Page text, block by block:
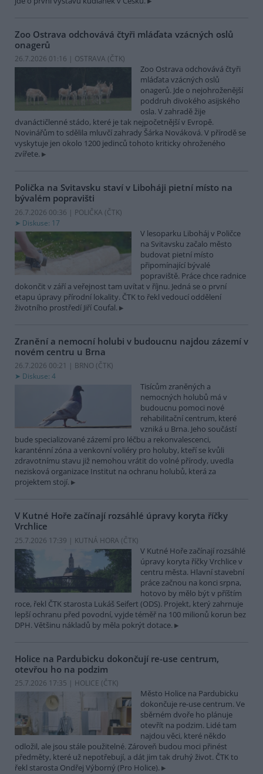
Zoo Ostrava odchovává čtyři mláďata vzácných oslů
onagerů
26.7.2026 01:16 | OSTRAVA (ČTK)
Zoo Ostrava odchovává čtyři
mláďata vzácných oslů
onagerů. Jde o nejohroženější
poddruh divokého asijského
osla. V zahradě žije
dvanáctičlenné stádo, které je tak nejpočetnější v Evropě.
Novinářům to sdělila mluvčí zahrady Šárka Nováková. V přírodě se
vyskytuje jen okolo 1200 jedinců tohoto kriticky ohroženého
zvířete.
Polička na Svitavsku staví v Liboháji pietní místo na
bývalém popravišti
26.7.2026 00:36 | POLIČKA (ČTK)
Diskuse: 17
V lesoparku Liboháj v Poličce
na Svitavsku začalo město
budovat pietní místo
připomínající bývalé
popraviště. Práce chce radnice
dokončit v září a veřejnost tam uvítat v říjnu. Jedná se o první
etapu úpravy přírodní lokality. ČTK to řekl vedoucí oddělení
životního prostředí Jiří Coufal.
Zranění a nemocní holubi v budoucnu najdou zázemí v
novém centru u Brna
26.7.2026 00:21 | BRNO (ČTK)
Diskuse: 4
Tisícům zraněných a
nemocných holubů má v
budoucnu pomoci nové
rehabilitační centrum, které
vzniká u Brna. Jeho součástí
bude specializované zázemí pro léčbu a rekonvalescenci,
karanténní zóna a venkovní voliéry pro holuby, kteří se kvůli
zdravotnímu stavu již nemohou vrátit do volné přírody, uvedla
nezisková organizace Institut na ochranu holubů, která za
projektem stojí.
V Kutné Hoře začínají rozsáhlé úpravy koryta říčky
Vrchlice
25.7.2026 17:39 | KUTNÁ HORA (ČTK)
V Kutné Hoře začínají rozsáhlé
úpravy koryta říčky Vrchlice v
centru města. Hlavní stavební
práce začnou na konci srpna,
hotovo by mělo být v příštím
roce, řekl ČTK starosta Lukáš Seifert (ODS). Projekt, který zahrnuje
lepší ochranu před povodní, vyjde téměř na 100 milionů korun bez
DPH. Většinu nákladů by měla pokrýt dotace.
Holice na Pardubicku dokončují re-use centrum,
otevřou ho na podzim
25.7.2026 17:35 | HOLICE (ČTK)
Město Holice na Pardubicku
dokončuje re-use centrum. Ve
sběrném dvoře ho plánuje
otevřít na podzim. Lidé tam
najdou věci, které někdo
odložil, ale jsou stále použitelné. Zároveň budou moci přinést
předměty, které už nepotřebují, a dát jim tak druhý život. ČTK to
řekl starosta Ondřej Výborný (Pro Holice).